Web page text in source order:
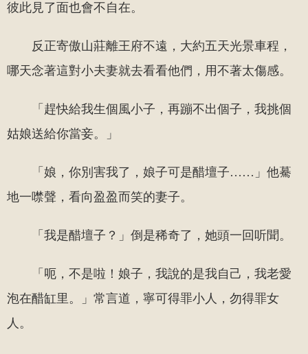
彼此見了面也會不自在。
反正寄傲山莊離王府不遠，大約五天光景車程，
哪天念著這對小夫妻就去看看他們，用不著太傷感。
「趕快給我生個風小子，再蹦不出個子，我挑個
姑娘送給你當妾。」
「娘，你別害我了，娘子可是醋壇子……」他驀
地一噤聲，看向盈盈而笑的妻子。
「我是醋壇子？」倒是稀奇了，她頭一回听聞。
「呃，不是啦！娘子，我說的是我自己，我老愛
泡在醋缸里。」常言道，寧可得罪小人，勿得罪女
人。